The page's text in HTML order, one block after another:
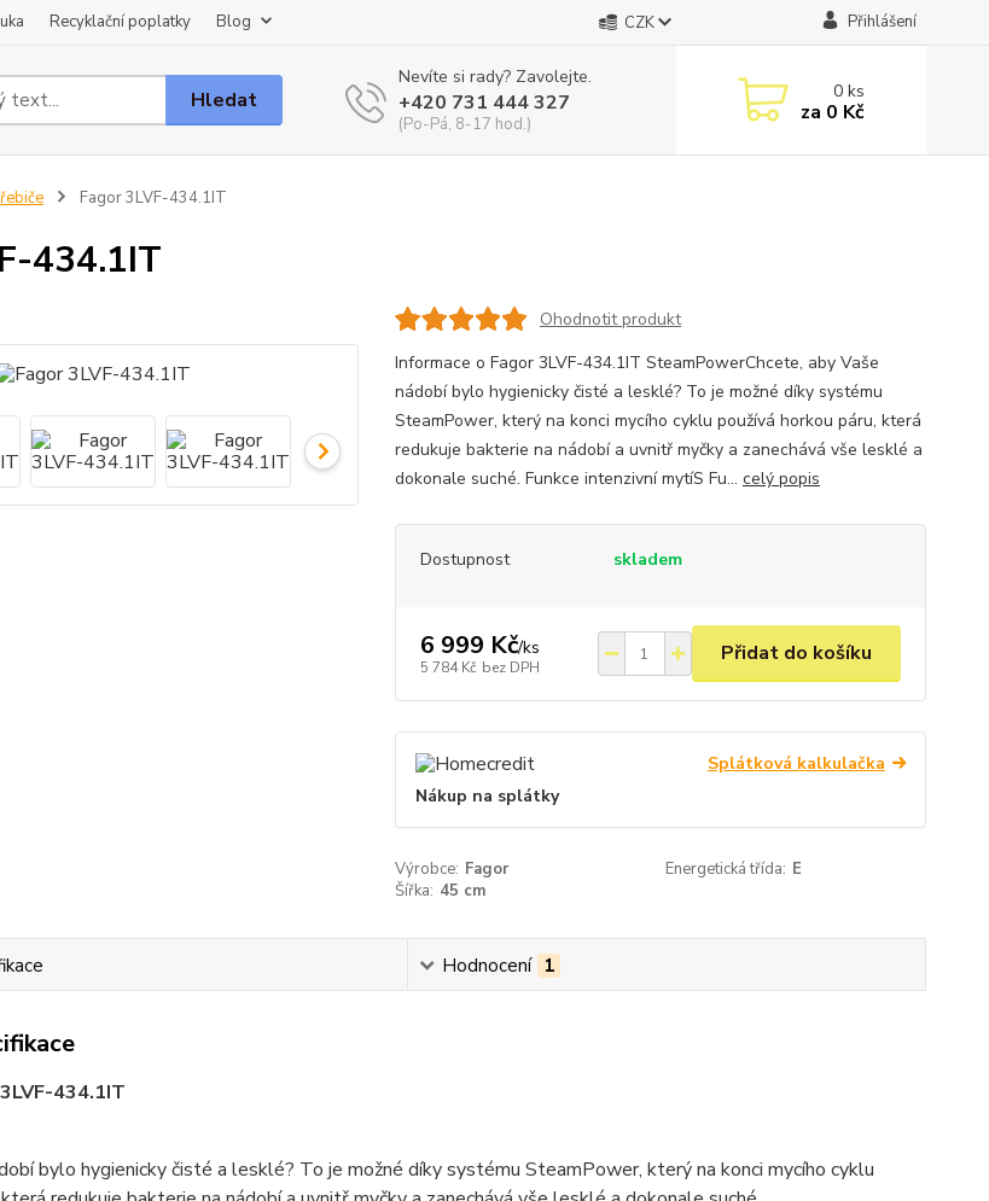
Recyklační poplatky Blog CZK Přihlášení
Hledat
Nevíte si rady? Zavolejte.
+420 731 444 327
(Po-Pá, 8-17 hod.)
0ks
za 0 Kč
Fagor 3LVF-434.1IT
434.1IT
Ohodnotit produkt
Informace o Fagor 3LVF-434.1IT SteamPowerChcete, aby Vaše
nádobí bylo hygienicky čisté a lesklé? To je možné díky systému
SteamPower, který na konci mycího cyklu používá horkou páru, která
redukuje bakterie na nádobí a uvnitř myčky a zanechává vše lesklé a
dokonale suché. Funkce intenzivní mytíS Fu... celý popis
Dostupnost skladem
6 999 Kč/ks
5 784 Kč bez DPH
Přidat do košíku
Splátková kalkulačka
Nákup na splátky
Výrobce: Fagor Energetická třída: E
Šířka: 45 cm
Hodnocení 1
434.1IT
bylo hygienicky čisté a lesklé? To je možné díky systému SteamPower, který na konci mycího cyklu